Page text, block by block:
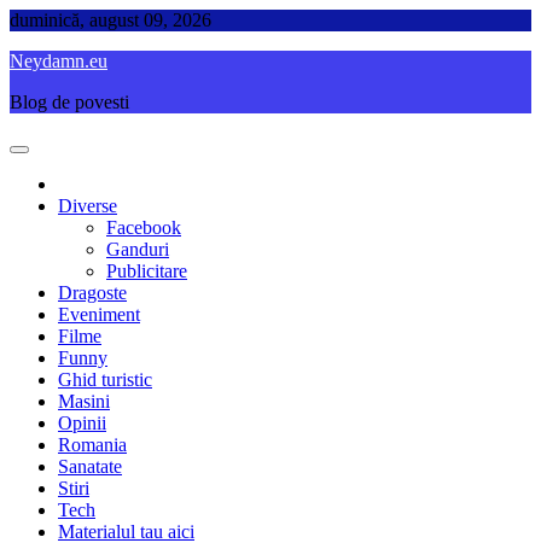
Skip
content
duminică, august 09, 2026
Neydamn.eu
Blog de povesti
Diverse
Facebook
Ganduri
Publicitare
Dragoste
Eveniment
Filme
Funny
Ghid turistic
Masini
Opinii
Romania
Sanatate
Stiri
Tech
Materialul tau aici